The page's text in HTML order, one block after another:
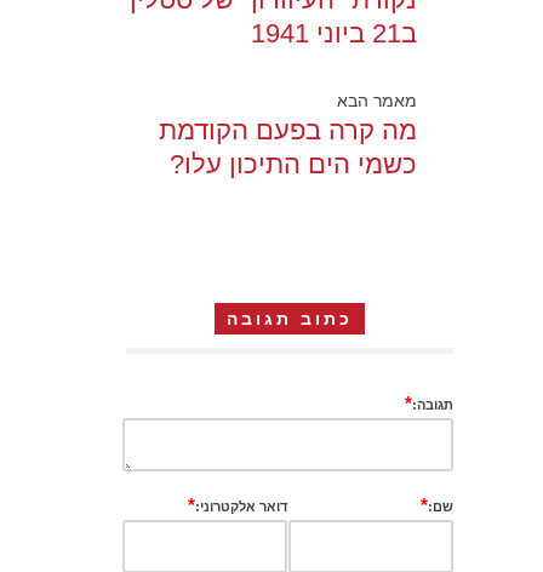
מאמר הבא
מה קרה בפעם הקודמת
כשמי הים התיכון עלו?
כתוב תגובה
*
דואר אלקטרוני:*